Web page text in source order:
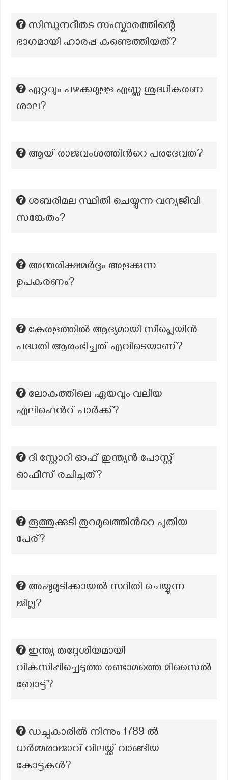
സിന്ധുനദീതട സംസ്കാരത്തിന്റെ
ഭാഗമായി ഹാരപ്പ കണ്ടെത്തിയത്?
ഏറ്റവും പഴക്കമുള്ള എണ്ണ ശുദ്ധീകരണ
ശാല?
ആയ് രാജവംശത്തിന്‍റെ പരദേവത?
ശബരിമല സ്ഥിതി ചെയ്യുന്ന വന്യജീവി
സങ്കേതം?
അന്തരീക്ഷമർദ്ദം അളക്കുന്ന
ഉപകരണം?
കേരളത്തിൽ ആദ്യമായി സീപ്ലെയിൻ
പദ്ധതി ആരംഭിച്ചത് എവിടെയാണ്?
ലോകത്തിലെ ഏയവും വലിയ
എലിഫെന്‍റ് പാർക്ക്?
ദി സ്റ്റോറി ഓഫ് ഇന്ത്യൻ പോസ്റ്റ്
ഓഫീസ് രചിച്ചത്?
തൂത്തുക്കുടി തുറമുഖത്തിന്‍റെ പുതിയ
പേര്?
അഷ്ടമുടിക്കായല്‍ സ്ഥിതി ചെയ്യുന്ന
ജില്ല?
ഇന്ത്യ തദ്ദേശീയമായി
വികസിപ്പിച്ചെടുത്ത രണ്ടാമത്തെ മിസൈൽ
ബോട്ട്?
ഡച്ചുകാരിൽ നിന്നും 1789 ൽ
ധർമ്മരാജാവ് വിലയ്ക്ക് വാങ്ങിയ
കോട്ടകൾ?